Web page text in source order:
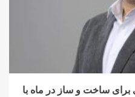
برای ساخت و ساز در ماه با